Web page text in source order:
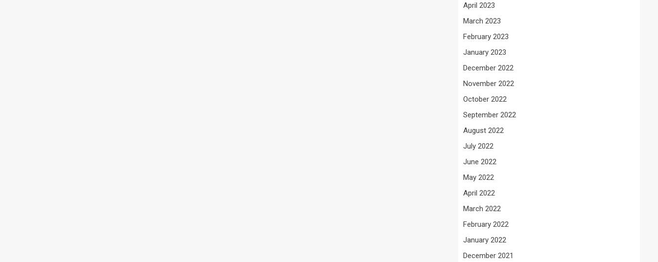
April 2023
March 2023
February 2023
January 2023
December 2022
November 2022
October 2022
September 2022
August 2022
July 2022
June 2022
May 2022
April 2022
March 2022
February 2022
January 2022
December 2021